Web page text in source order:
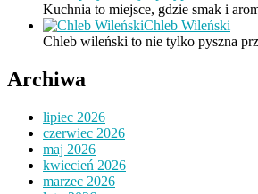
Kuchnia to miejsce, gdzie smak i
Chleb Wileński
Chleb wileński to nie tylko pyszna
Archiwa
lipiec 2026
czerwiec 2026
maj 2026
kwiecień 2026
marzec 2026